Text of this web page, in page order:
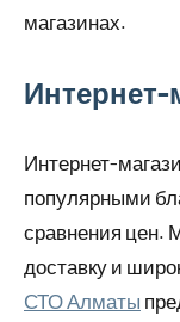
магазинах.
Интернет-
Интернет-
популярными
сравнения цен.
доставку и
СТО Алматы